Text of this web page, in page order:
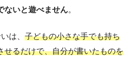
ないと遊べません。
は、 子どもの小さな手でも持ち
せるだけで、自分が書いたものを